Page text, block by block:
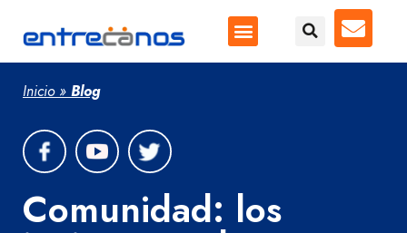
Inicio» Blog
Comunidad: los